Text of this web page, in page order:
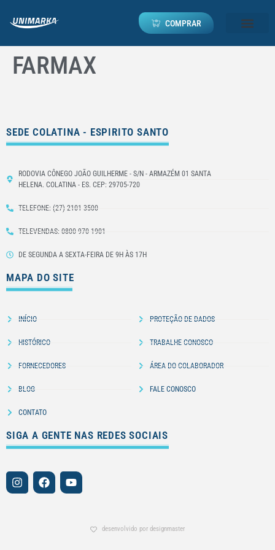
COMPRAR
FARMAX
SEDE COLATINA - ESPIRITO SANTO
RODOVIA CÔNEGO JOÃO GUILHERME - S/N - ARMAZÉM 01 SANTA
HELENA. COLATINA - ES. CEP: 29705-720
TELEFONE: (27) 2101-3500
TELEVENDAS: 0800 970 1901
DE SEGUNDA A SEXTA-FEIRA DE 9H ÀS 17H
MAPA DO SITE
INÍCIO
HISTÓRICO
FORNECEDORES
BLOG
CONTATO
PROTEÇÃO DE DADOS
TRABALHE CONOSCO
ÁREA DO COLABORADOR
FALE CONOSCO
SIGA A GENTE NAS REDES SOCIAIS
desenvolvido por designmaster